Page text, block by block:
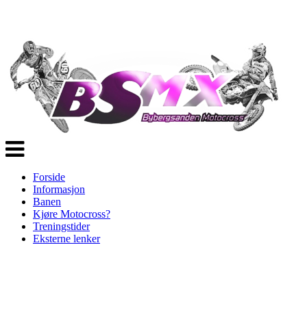
Veksle
navigasjon
Forside
Informasjon
Banen
Kjøre Motocross?
Treningstider
Eksterne lenker